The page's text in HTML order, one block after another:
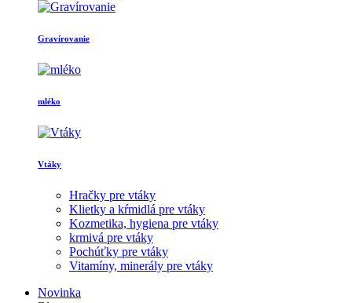
Gravírovanie
mléko
Vtáky
Hračky pre vtáky
Klietky a kŕmidlá pre vtáky
Kozmetika, hygiena pre vtáky
krmivá pre vtáky
Pochúťky pre vtáky
Vitamíny, minerály pre vtáky
Novinka